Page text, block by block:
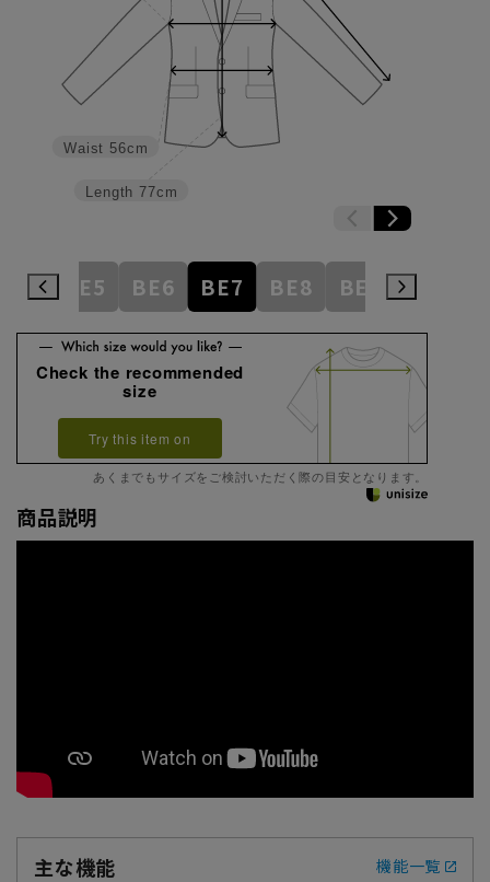
Length 77cm
Waist 56cm
BE5 BE6 BE7 BE8 BE9 BE10
Check the recommended
size
Try this item on
あくまでもサイズをご検討いただく際の目安となります。
商品説明
主な機能 機能一覧